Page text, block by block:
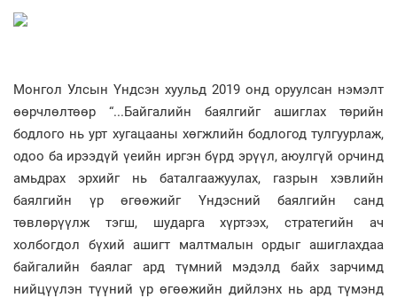
Монгол Улсын Үндсэн хуульд 2019 онд оруулсан нэмэлт
өөрчлөлтөөр “...Байгалийн баялгийг ашиглах төрийн
бодлого нь урт хугацааны хөгжлийн бодлогод тулгуурлаж,
одоо ба ирээдүй үеийн иргэн бүрд эрүүл, аюулгүй орчинд
амьдрах эрхийг нь баталгаажуулах, газрын хэвлийн
баялгийн үр өгөөжийг Үндэсний баялгийн санд
төвлөрүүлж тэгш, шударга хүртээх, стратегийн ач
холбогдол бүхий ашигт малтмалын ордыг ашиглахдаа
байгалийн баялаг ард түмний мэдэлд байх зарчимд
нийцүүлэн түүний үр өгөөжийн дийлэнх нь ард түмэнд